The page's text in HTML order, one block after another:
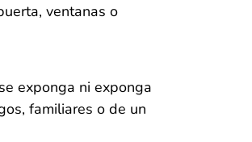
ventanas o
exponga ni exponga
familiares o de un